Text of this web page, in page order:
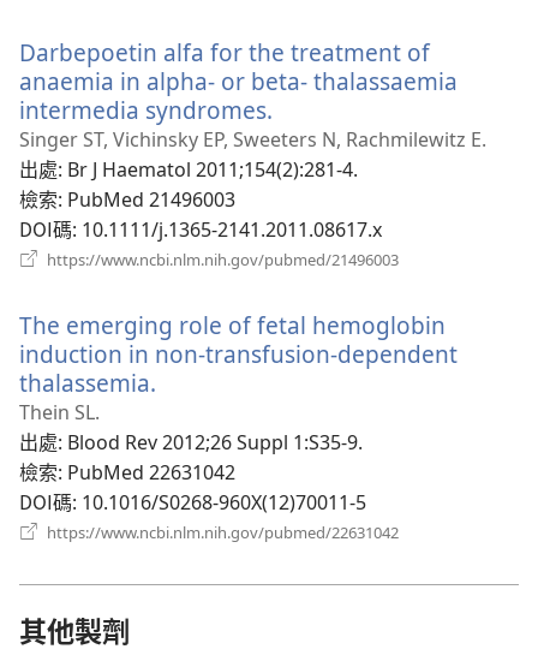
視
窗）
Darbepoetin alfa for the treatment of
anaemia in alpha- or beta- thalassaemia
intermedia syndromes.
啟
新
窗）
Singer ST, Vichinsky EP, Sweeters N, Rachmilewitz E.
出處‎: Br J Haematol 2011;154(2):281-4.
檢索‎: PubMed 21496003
DOI碼‎: 10.1111/j.1365-2141.2011.08617.x
https://www.ncbi.nlm.nih.gov/pubmed/21496003
視
窗）
The emerging role of fetal hemoglobin
induction in non-transfusion-dependent
thalassemia.
新
視
窗）
Thein SL.
出處‎: Blood Rev 2012;26 Suppl 1:S35-9.
檢索‎: PubMed 22631042
DOI碼‎: 10.1016/S0268-960X(12)70011-5
https://www.ncbi.nlm.nih.gov/pubmed/22631042
其他製劑